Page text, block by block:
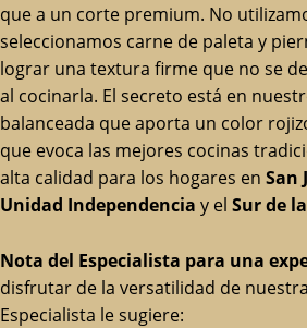
que a un corte premium. No
seleccionamos carne de paleta y
lograr una textura firme que no se
al cocinarla. El secreto está en
balanceada que aporta un color
que evoca las mejores cocinas
alta calidad para los hogares en San
Unidad Independencia y el Sur de
Nota del Especialista para una
disfrutar de la versatilidad de
Especialista le sugiere: